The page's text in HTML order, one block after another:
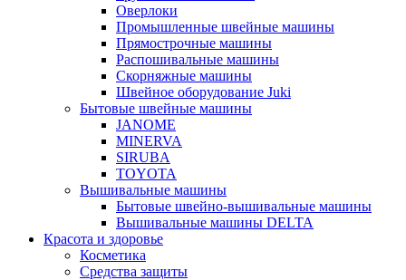
Оверлоки
Промышленные швейные машины
Прямострочные машины
Распошивальные машины
Скорняжные машины
Швейное оборудование Juki
Бытовые швейные машины
JANOME
MINERVA
SIRUBA
TOYOTA
Вышивальные машины
Бытовые швейно-вышивальные машины
Вышивальные машины DELTA
Красота и здоровье
Косметика
Средства защиты